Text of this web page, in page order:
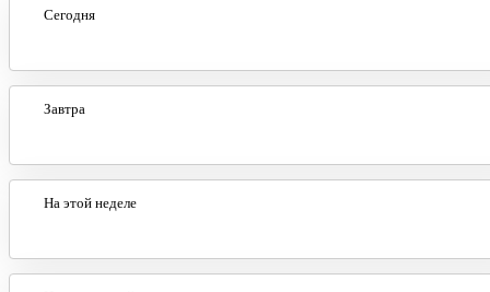
Сегодня
Завтра
На этой неделе